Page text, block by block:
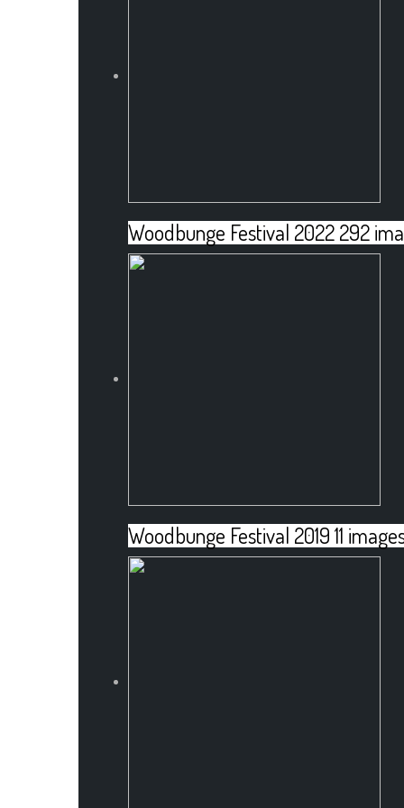
Woodbunge Festival 2022292
Woodbunge Festival 201911